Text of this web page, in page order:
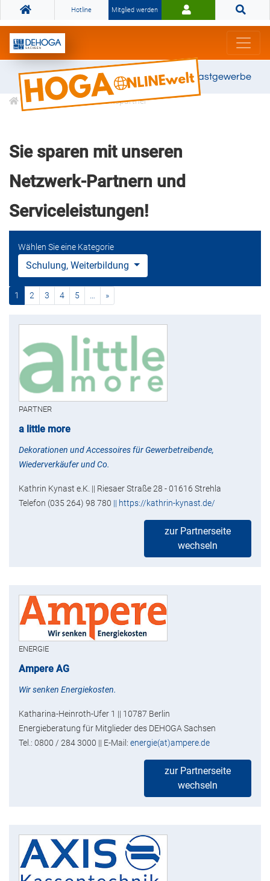
Hotline Mitglied werden
Gemeinsam stark für das Gastgewerbe
DEHOGA Kooperationspartner
Sie sparen mit unseren
Netzwerk-Partnern und
Serviceleistungen!
Wählen Sie eine Kategorie
Schulung, Weiterbildung
1 (current)
2 3 4 5 »nächste
PARTNER
a little more
Dekorationen und Accessoires für Gewerbetreibende,
Wiederverkäufer und Co.
Kathrin Kynast e.K. || Riesaer Straße 28 - 01616 Strehla
Telefon (035 264) 98 780 || https://kathrin-kynast.de/
zur Partnerseite
wechseln
ENERGIE
Ampere AG
Wir senken Energiekosten.
Katharina-Heinroth-Ufer 1 || 10787 Berlin
Energieberatung für Mitglieder des DEHOGA Sachsen
Tel.: 0800 / 284 3000 || E-Mail: energie(at)ampere.de
zur Partnerseite
wechseln